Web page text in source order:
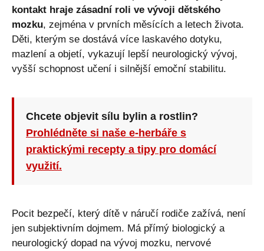
kontakt hraje zásadní roli ve vývoji dětského
mozku, zejména v prvních měsících a letech života.
Děti, kterým se dostává více laskavého dotyku,
mazlení a objetí, vykazují lepší neurologický vývoj,
vyšší schopnost učení i silnější emoční stabilitu.
Chcete objevit sílu bylin a rostlin?
Prohlédněte si naše e-herbáře s
praktickými recepty a tipy pro domácí
využití.
Pocit bezpečí, který dítě v náručí rodiče zažívá, není
jen subjektivním dojmem. Má přímý biologický a
neurologický dopad na vývoj mozku, nervové